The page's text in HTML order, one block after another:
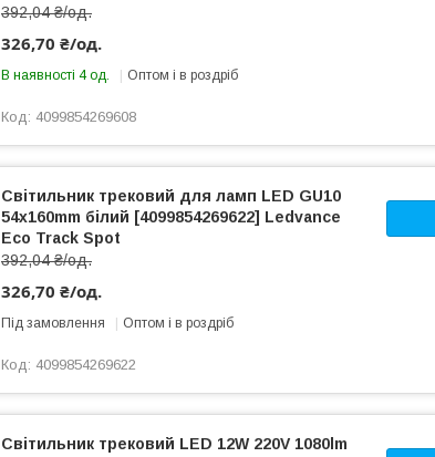
392,04 ₴/од.
326,70 ₴/од.
В наявності 4 од. Оптом і в роздріб
4099854269608
Світильник трековий для ламп LED GU10
54x160mm білий [4099854269622] Ledvance
Eco Track Spot
392,04 ₴/од.
326,70 ₴/од.
Під замовлення Оптом і в роздріб
4099854269622
Світильник трековий LED 12W 220V 1080lm